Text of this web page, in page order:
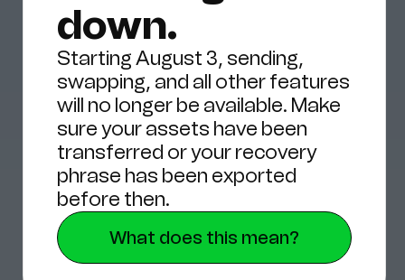
down.
Starting August 3, sending,
swapping, and all other features
will no longer be available. Make
sure your assets have been
transferred or your recovery
phrase has been exported
before then.
What does this mean?
Tham gia đội
ngũ